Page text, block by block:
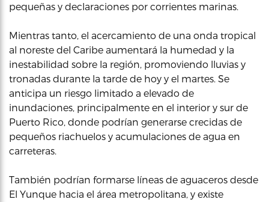
pequeñas y declaraciones por corrientes marinas.
Mientras tanto, el acercamiento de una onda tropical
al noreste del Caribe aumentará la humedad y la
inestabilidad sobre la región, promoviendo lluvias y
tronadas durante la tarde de hoy y el martes. Se
anticipa un riesgo limitado a elevado de
inundaciones, principalmente en el interior y sur de
Puerto Rico, donde podrían generarse crecidas de
pequeños riachuelos y acumulaciones de agua en
carreteras.
También podrían formarse líneas de aguaceros desde
El Yunque hacia el área metropolitana, y existe